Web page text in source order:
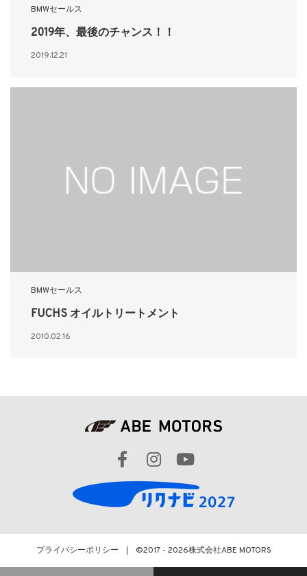
BMWセールス
2019年、最後のチャンス！！
2019.12.21
BMWセールス
FUCHS オイルトリートメント
2010.02.16
プライバシーポリシー ©2017 - 2026株式会社ABE MOTORS